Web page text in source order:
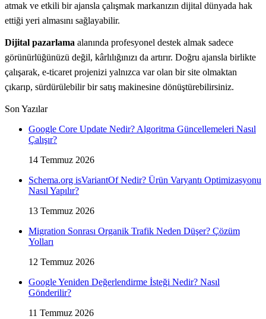
atmak ve etkili bir ajansla çalışmak markanızın dijital dünyada hak
ettiği yeri almasını sağlayabilir.
Dijital pazarlama alanında profesyonel destek almak sadece
görünürlüğünüzü değil, kârlılığınızı da artırır. Doğru ajansla birlikte
çalışarak, e-ticaret projenizi yalnızca var olan bir site olmaktan
çıkarıp, sürdürülebilir bir satış makinesine dönüştürebilirsiniz.
Son Yazılar
Google Core Update Nedir? Algoritma Güncellemeleri Nasıl
Çalışır?
14 Temmuz 2026
Schema.org isVariantOf Nedir? Ürün Varyantı Optimizasyonu
Nasıl Yapılır?
13 Temmuz 2026
Migration Sonrası Organik Trafik Neden Düşer? Çözüm
Yolları
12 Temmuz 2026
Google Yeniden Değerlendirme İsteği Nedir? Nasıl
Gönderilir?
11 Temmuz 2026